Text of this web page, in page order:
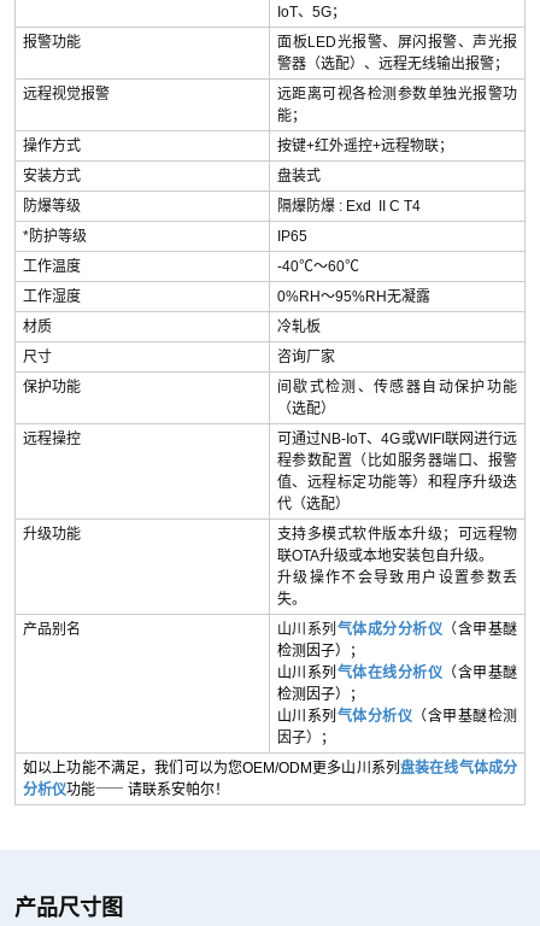
IoT、5G；
报警功能
面板LED光报警、屏闪报警、声光报
警器（选配）、远程无线输出报警；
远程视觉报警
远距离可视各检测参数单独光报警功
能；
操作方式
按键+红外遥控+远程物联；
安装方式
盘装式
防爆等级
隔爆防爆 : Exd II C T4
*防护等级
IP65
工作温度
-40℃～60℃
工作湿度
0%RH～95%RH无凝露
材质
冷轧板
尺寸
咨询厂家
保护功能
间歇式检测、传感器自动保护功能
（选配）
远程操控
可通过NB-IoT、4G或WIFI联网进行远
程参数配置（比如服务器端口、报警
值、远程标定功能等）和程序升级迭
代（选配）
升级功能
支持多模式软件版本升级；可远程物
联OTA升级或本地安装包自升级。
升级操作不会导致用户设置参数丢
失。
产品别名
山川系列 气体成分分析仪 （含甲基醚
检测因子）；
山川系列 气体在线分析仪 （含甲基醚
检测因子）；
山川系列 气体分析仪 （含甲基醚检测
因子）；
如以上功能不满足，我们可以为您OEM/ODM更多山川系列盘装在线气体成分
分析仪功能⸺ 请联系安帕尔！
产品尺寸图